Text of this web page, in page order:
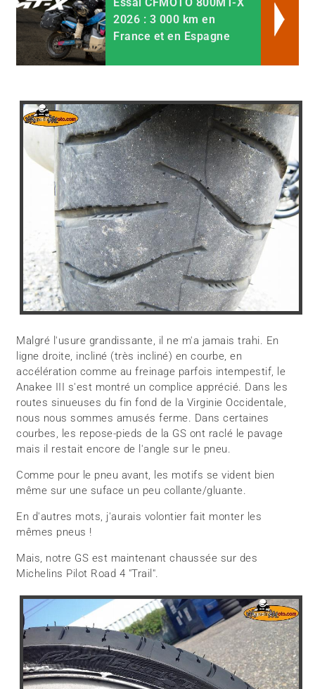
Essai CFMOTO 800MT-X
2026 : 3 000 km en
France et en Espagne
Malgré l'usure grandissante, il ne m'a jamais trahi. En
ligne droite, incliné (très incliné) en courbe, en
accélération comme au freinage parfois intempestif, le
Anakee III s'est montré un complice apprécié. Dans les
routes sinueuses du fin fond de la Virginie Occidentale,
nous nous sommes amusés ferme. Dans certaines
courbes, les repose-pieds de la GS ont raclé le pavage
mais il restait encore de l'angle sur le pneu.
Comme pour le pneu avant, les motifs se vident bien
même sur une suface un peu collante/gluante.
En d'autres mots, j'aurais volontier fait monter les
mêmes pneus !
Mais, notre GS est maintenant chaussée sur des
Michelins Pilot Road 4 "Trail".